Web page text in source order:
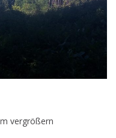
vergrößern